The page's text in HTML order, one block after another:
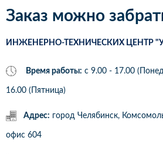
Заказ можно
ИНЖЕНЕРНО-ТЕХНИЧЕСКИХ ЦЕНТР
Время работы: с 9.00 - 17.00
16.00 (Пятница)
Адрес: город Челябинск,
офис 604